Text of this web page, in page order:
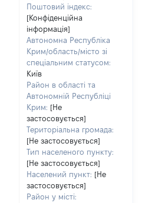
Поштовий індекс:
[Конфіденційна
інформація]
Автономна Республіка
Крим/область/місто зі
спеціальним статусом:
Київ
Район в області та
Автономній Республіці
Крим: [Не
застосовується]
Територіальна громада:
[Не застосовується]
Тип населеного пункту:
[Не застосовується]
Населений пункт: [Не
застосовується]
Район у місті: